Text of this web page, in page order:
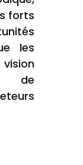
forts
les
de